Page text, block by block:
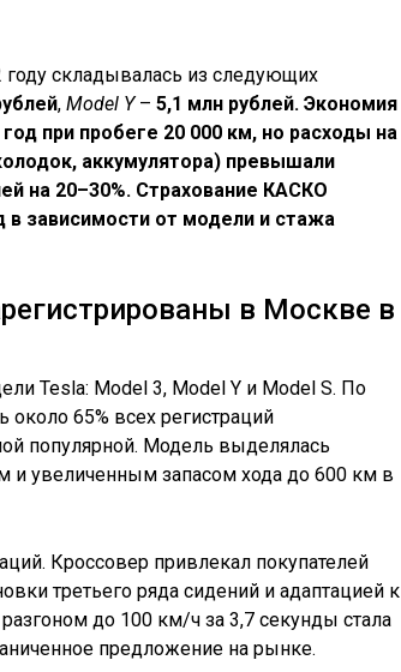
складывалась из следующих
, Model Y– 5,1 млн рублей. Экономия
год при пробеге 20 000 км, но расходы на
аккумулятора) превышали
на 20–30%. Страхование КАСКО
в зависимости от модели и стажа
в Москве в
Tesla: Model 3, Model Y и Model S. По
65% всех регистраций
популярной. Модель выделялась
и увеличенным запасом хода до 600 км в
Кроссовер привлекал покупателей
третьего ряда сидений и адаптацией к
до 100 км/ч за 3,7 секунды стала
предложение на рынке.